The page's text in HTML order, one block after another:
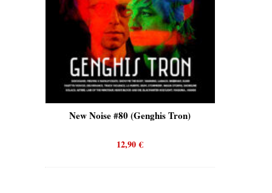
New Noise #80 (Genghis Tron)
12,90€